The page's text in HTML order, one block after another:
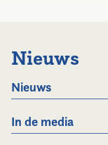
Nieuws
Nieuws
In de media